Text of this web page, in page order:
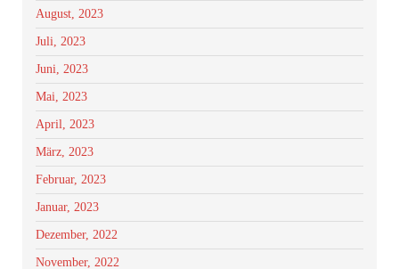
August, 2023
Juli, 2023
Juni, 2023
Mai, 2023
April, 2023
März, 2023
Februar, 2023
Januar, 2023
Dezember, 2022
November, 2022